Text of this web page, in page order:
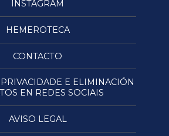
INSTAGRAM
HEMEROTECA
CONTACTO
E ELIMINACIÓN
EN REDES SOCIAIS
AVISO LEGAL